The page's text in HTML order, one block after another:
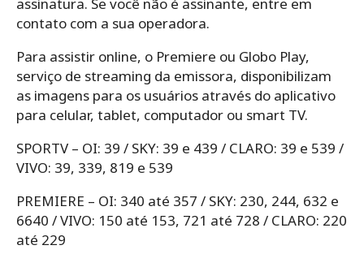
contato com a sua operadora.
Para assistir online, o Premiere ou Globo Play,
serviço de streaming da emissora, disponibilizam
as imagens para os usuários através do aplicativo
para celular, tablet, computador ou smart TV.
SPORTV – OI: 39 / SKY: 39 e 439 / CLARO: 39 e 539 /
VIVO: 39, 339, 819 e 539
PREMIERE – OI: 340 até 357 / SKY: 230, 244, 632 e
6640 / VIVO: 150 até 153, 721 até 728 / CLARO: 220
até 229